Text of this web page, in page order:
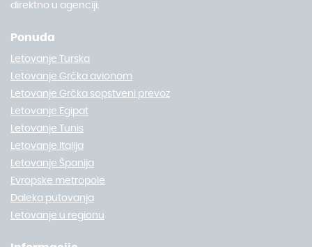
direktno u agenciji.
Ponuda
Letovanje Turska
Letovanje Grčka avionom
Letovanje Grčka sopstveni prevoz
Letovanje Egipat
Letovanje Tunis
Letovanje Italija
Letovanje Španija
Evropske metropole
Daleka putovanja
Letovanje u regionu